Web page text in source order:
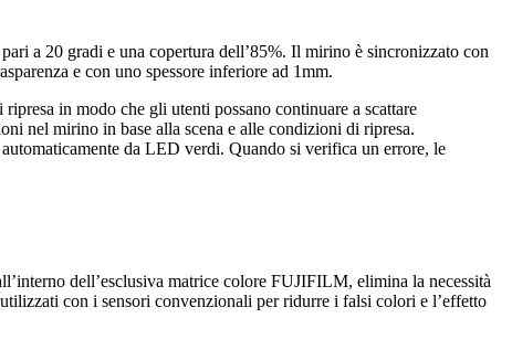
a 20 gradi e una copertura dell’85%. Il mirino è sincronizzato con
e con uno spessore inferiore ad 1mm.
in modo che gli utenti possano continuare a scattare
nel mirino in base alla scena e alle condizioni di ripresa.
da LED verdi. Quando si verifica un errore, le
dell’esclusiva matrice colore FUJIFILM, elimina la necessità
con i sensori convenzionali per ridurre i falsi colori e l’effetto